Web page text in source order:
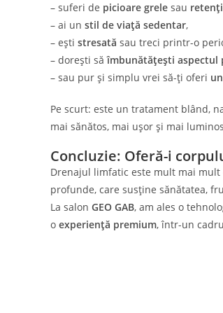
– suferi de picioare grele sau
– ai un stil de viață sedentar,
– ești stresată sau treci printr-o
– dorești săîmbunătățești aspectul
– sau pur și simplu vrei să-ți oferi
Pe scurt: este un tratament blând,
mai sănătos, mai ușor și mai
Concluzie: Oferă-i
Drenajul limfatic este mult mai
profunde, care susține sănătatea,
La salon GEO GAB, am ales o
o experiență premium, într-un